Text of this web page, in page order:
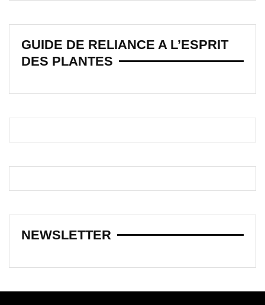
GUIDE DE RELIANCE A L’ESPRIT
DES PLANTES
NEWSLETTER